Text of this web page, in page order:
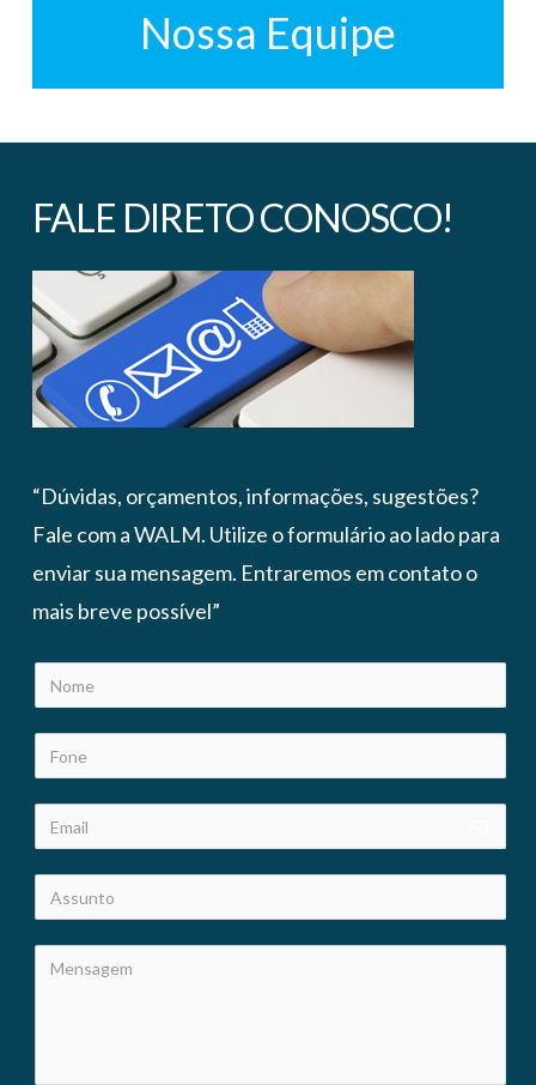
Nossa Equipe
FALE DIRETO CONOSCO!
“Dúvidas, orçamentos, informações, sugestões?
Fale com a WALM. Utilize o formulário ao lado para
enviar sua mensagem. Entraremos em contato o
mais breve possível”